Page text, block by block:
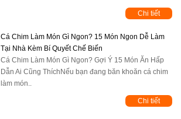
Chi tiết
Cá Chim Làm Món Gì Ngon? 15 Món Ngon Dễ Làm
Tại Nhà Kèm Bí Quyết Chế Biến
Cá Chim Làm Món Gì Ngon? Gợi Ý 15 Món Ăn Hấp
Dẫn Ai Cũng ThíchNếu bạn đang băn khoăn cá chim
làm món..
Chi tiết